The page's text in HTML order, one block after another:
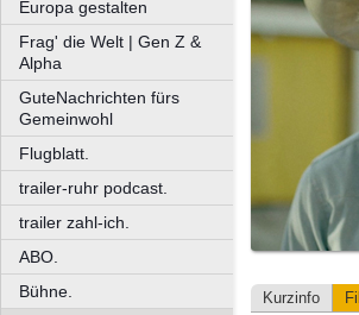
Europa gestalten
Frag' die Welt | Gen Z &
Alpha
GuteNachrichten fürs
Gemeinwohl
Flugblatt.
trailer-ruhr podcast.
trailer zahl-ich.
ABO.
Bühne.
Kurzinfo